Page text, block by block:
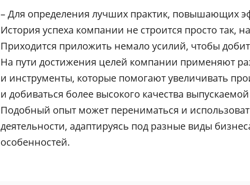
– Для определения лучших практик, повышающих
История успеха компании не строится просто так,
Приходится приложить немало усилий, чтобы
На пути достижения целей компании применяют
и инструменты, которые помогают увеличивать
и добиваться более высокого качества
Подобный опыт может перениматься и
деятельности, адаптируясь под разные виды
особенностей.